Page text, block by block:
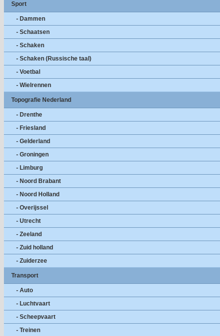
Sport
- Dammen
- Schaatsen
- Schaken
- Schaken (Russische taal)
- Voetbal
- Wielrennen
Topografie Nederland
- Drenthe
- Friesland
- Gelderland
- Groningen
- Limburg
- Noord Brabant
- Noord Holland
- Overijssel
- Utrecht
- Zeeland
- Zuid holland
- Zuiderzee
Transport
- Auto
- Luchtvaart
- Scheepvaart
- Treinen